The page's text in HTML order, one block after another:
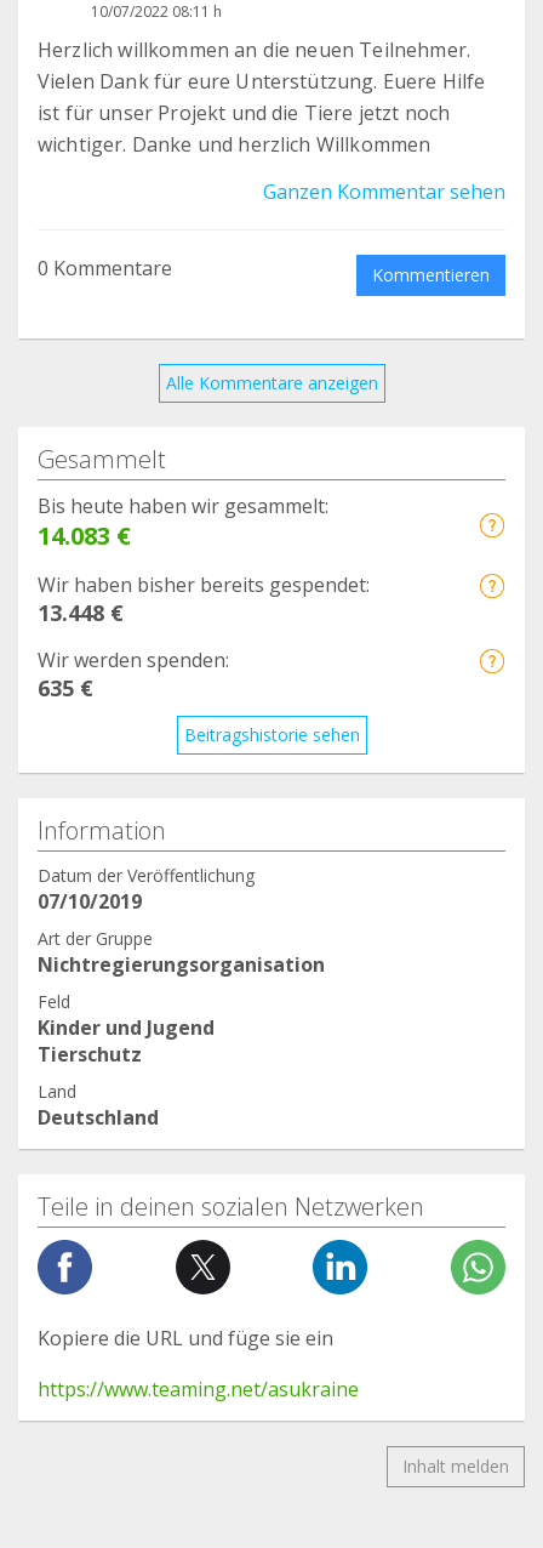
10/07/2022 08:11 h
Herzlich willkommen an die neuen Teilnehmer.
Vielen Dank für eure Unterstützung. Euere Hilfe
ist für unser Projekt und die Tiere jetzt noch
wichtiger. Danke und herzlich Willkommen
Ganzen Kommentar sehen
0 Kommentare Kommentieren
Alle Kommentare anzeigen
Gesammelt
Bis heute haben wir gesammelt:
14.083 €
Wir haben bisher bereits gespendet:
13.448 €
Wir werden spenden:
635 €
Beitragshistorie sehen
Information
Datum der Veröffentlichung
07/10/2019
Art der Gruppe
Nichtregierungsorganisation
Feld
Kinder und Jugend
Tierschutz
Land
Deutschland
Teile in deinen sozialen Netzwerken
Kopiere die URL und füge sie ein
https://www.teaming.net/asukraine
Inhalt melden